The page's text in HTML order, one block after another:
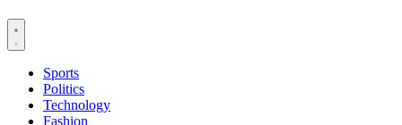
Sports
Politics
Technology
Fashion